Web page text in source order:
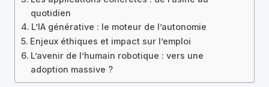
quotidien
L’IA générative : le moteur de l’autonomie
Enjeux éthiques et impact sur l’emploi
L’avenir de l’humain robotique : vers une
adoption massive ?